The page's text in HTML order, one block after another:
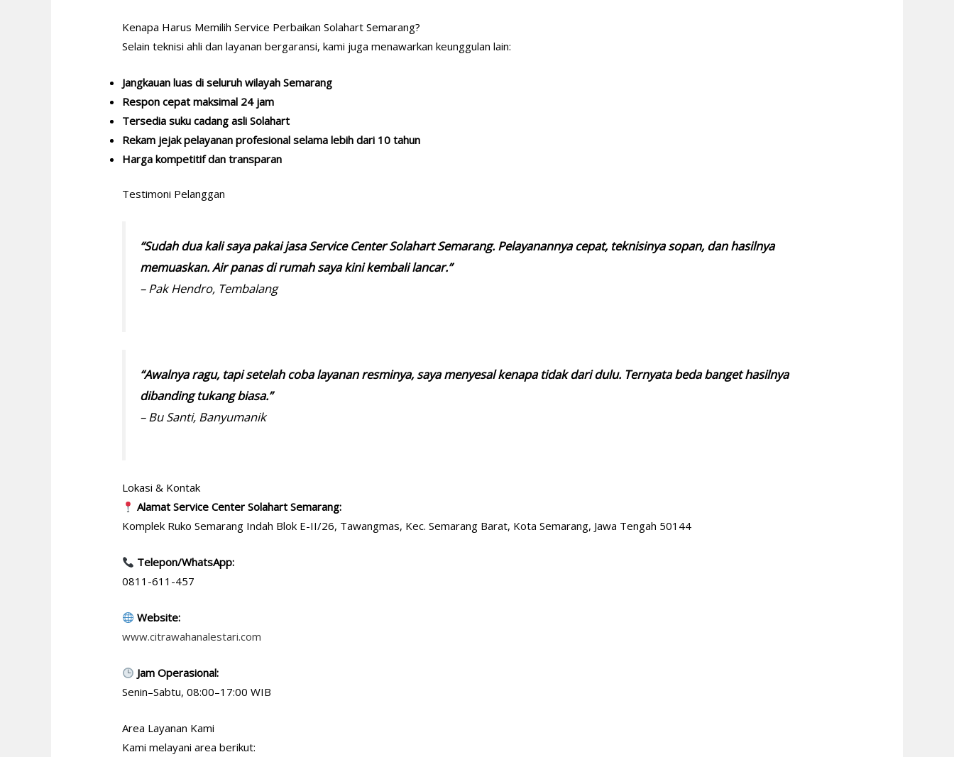
Kenapa Harus Memilih Service Perbaikan Solahart Semarang?
Selain teknisi ahli dan layanan bergaransi, kami juga menawarkan keunggulan lain:
Jangkauan luas di seluruh wilayah Semarang
Respon cepat maksimal 24 jam
Tersedia suku cadang asli Solahart
Rekam jejak pelayanan profesional selama lebih dari 10 tahun
Harga kompetitif dan transparan
Testimoni Pelanggan
“Sudah dua kali saya pakai jasa Service Center Solahart Semarang. Pelayanannya cepat, teknisinya sopan, dan hasilnya
memuaskan. Air panas di rumah saya kini kembali lancar.”
– Pak Hendro, Tembalang
“Awalnya ragu, tapi setelah coba layanan resminya, saya menyesal kenapa tidak dari dulu. Ternyata beda banget hasilnya
dibanding tukang biasa.”
– Bu Santi, Banyumanik
Lokasi & Kontak
Alamat Service Center Solahart Semarang:
Komplek Ruko Semarang Indah Blok E-II/26, Tawangmas, Kec. Semarang Barat, Kota Semarang, Jawa Tengah 50144
Telepon/WhatsApp:
0811-611-457
Website:
www.citrawahanalestari.com
Jam Operasional:
Senin–Sabtu, 08:00–17:00 WIB
Area Layanan Kami
Kami melayani area berikut: